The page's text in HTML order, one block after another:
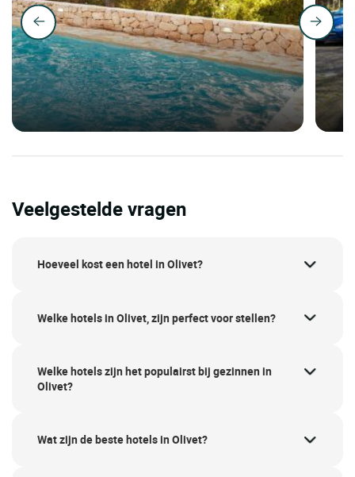
Veelgestelde vragen
Hoeveel kost een hotel in Olivet?
Welke hotels in Olivet, zijn perfect voor stellen?
Welke hotels zijn het populairst bij gezinnen in
Olivet?
Wat zijn de beste hotels in Olivet?